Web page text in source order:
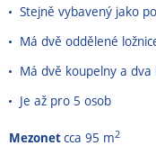
Stejně vybavený jako
Má dvě oddělené
Má dvě koupelny a dva
Je až pro 5 osob
Mezonetcca 95 m2